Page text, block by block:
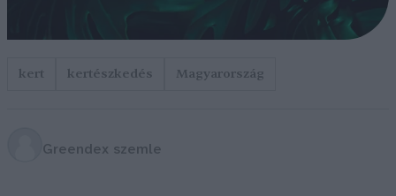
kert kertészkedés Magyarország
Greendex szemle